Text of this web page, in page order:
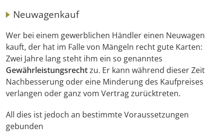
Neuwagenkauf
Wer bei einem gewerblichen Händler einen Neuwagen
kauft, der hat im Falle von Mängeln recht gute Karten:
Zwei Jahre lang steht ihm ein so genanntes
Gewährleistungsrechtzu. Er kann während dieser Zeit
Nachbesserung oder eine Minderung des Kaufpreises
verlangen oder ganz vom Vertrag zurücktreten.
All dies ist jedoch an bestimmte Voraussetzungen
gebunden